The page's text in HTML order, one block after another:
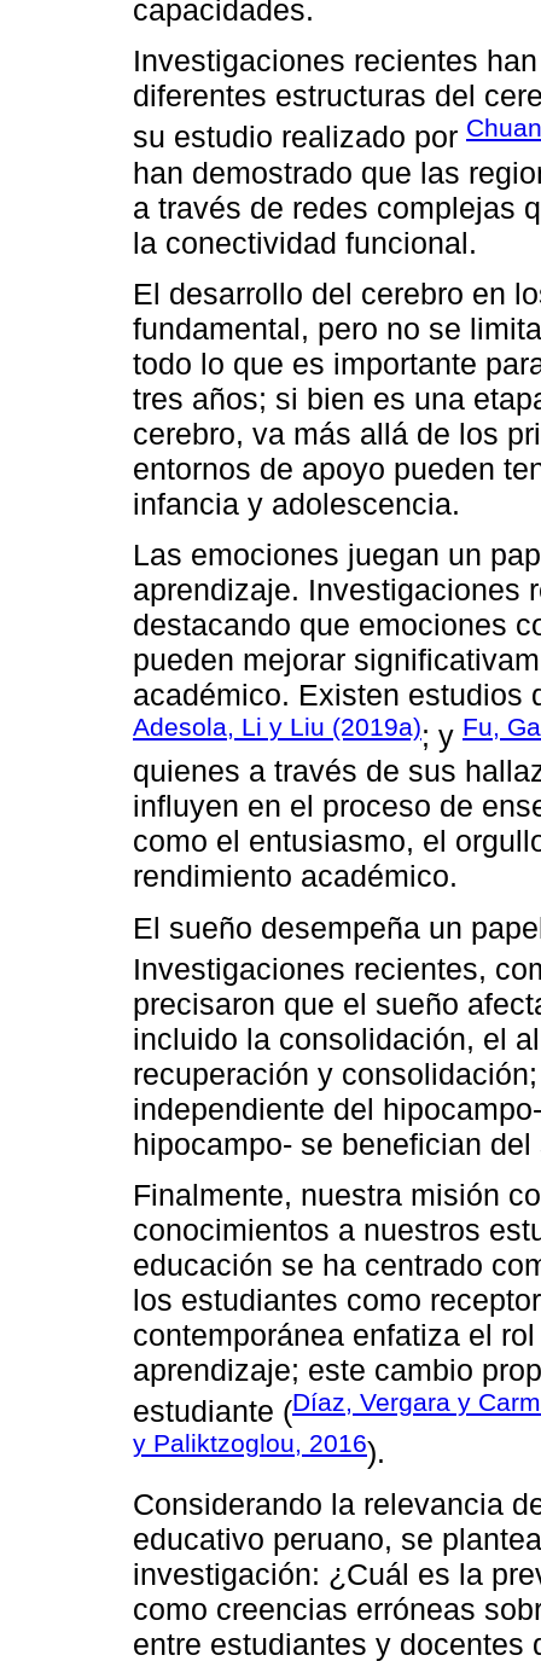
capacidades.
Investigaciones recientes
diferentes estructuras del
su estudio realizado por
han demostrado que las
a través de redes complejas
la conectividad funcional.
El desarrollo del cerebro en
fundamental, pero no se
todo lo que es importante
tres años; si bien es una
cerebro, va más allá de los
entornos de apoyo pueden
infancia y adolescencia.
Las emociones juegan un
aprendizaje. Investigaciones
destacando que emociones
pueden mejorar
académico. Existen estudios
Adesola, Li y Liu (2019a); y Fu,
quienes a través de sus
influyen en el proceso de
como el entusiasmo, el
rendimiento académico.
El sueño desempeña un
Investigaciones recientes,
precisaron que el sueño
incluido la consolidación, el
recuperación y
independiente del
hipocampo- se benefician del
Finalmente, nuestra misión
conocimientos a nuestros
educación se ha centrado
los estudiantes como
contemporánea enfatiza el
aprendizaje; este cambio
estudiante (Díaz, Vergara y
y Paliktzoglou, 2016).
Considerando la relevancia
educativo peruano, se
investigación: ¿Cuál es la
como creencias erróneas
entre estudiantes y docentes